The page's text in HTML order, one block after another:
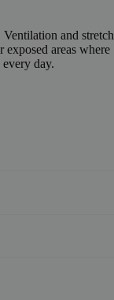
and stretch
areas where
day.